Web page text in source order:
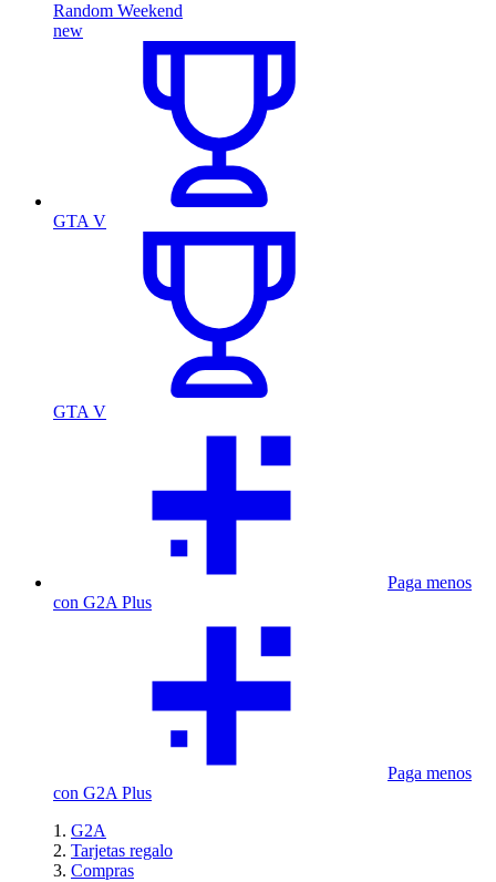
Random Weekend
new
GTA V
GTA V
Paga menos
con G2A Plus
Paga menos
con G2A Plus
G2A
Tarjetas regalo
Compras